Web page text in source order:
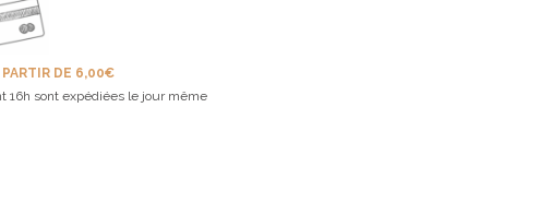
DE 6,00€
16h sont expédiées le jour même